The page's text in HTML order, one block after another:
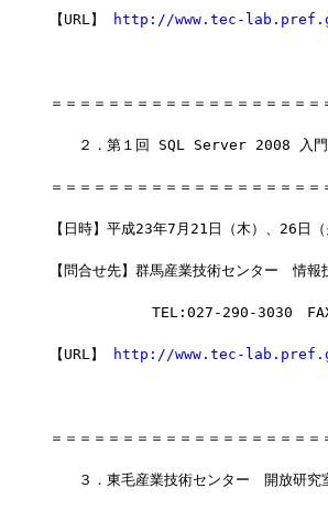
【URL】 http://www.tec-
＝＝＝＝＝＝＝＝＝＝＝＝＝＝＝＝＝＝
２．第１回 SQL Server 2008 入門
＝＝＝＝＝＝＝＝＝＝＝＝＝＝＝＝＝＝
【日時】平成23年7月21日（木）、26
【問合せ先】群馬産業技術センター　情報
　 TEL:027-290-3030　
【URL】 http://www.tec-
＝＝＝＝＝＝＝＝＝＝＝＝＝＝＝＝＝＝
３．東毛産業技術センター　開放研究